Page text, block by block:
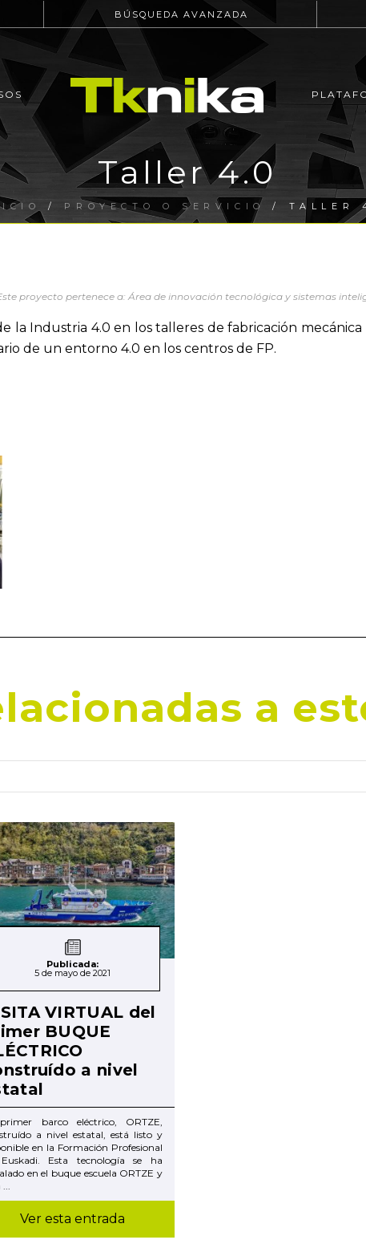
BÚSQUEDA AVANZADA
Taller 4.0
/ PROYECTO O SERVICIO / TALLER
proyecto pertenece a: Área de innovación tecnológica y sistemas
la Industria 4.0 en los talleres de fabricación
de un entorno 4.0 en los centros de FP.
a
Publicada:
5 de mayo de 2021
VIRTUAL del
BUQUE
a nivel
barco eléctrico, ORTZE,
a nivel estatal, está listo y
en la Formación Profesional
Esta tecnología se ha
en el buque escuela ORTZE y
...
Ver esta entrada